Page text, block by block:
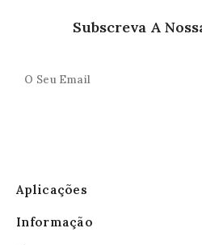
Subscreva A
Aplicações
Informação